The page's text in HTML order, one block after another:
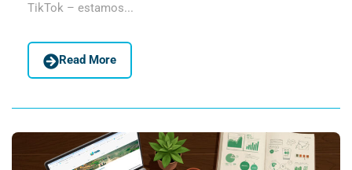
TikTok – estamos...
Read More